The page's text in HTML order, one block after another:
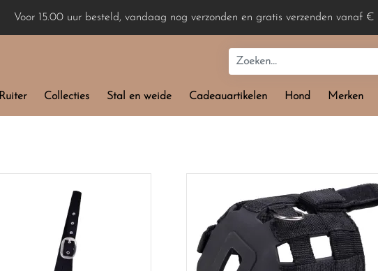
Voor 15.00 uur besteld, vandaag nog verzonden en gratis verzenden vanaf €
Ruiter Collecties Stal en weide Cadeauartikelen Hond Merken